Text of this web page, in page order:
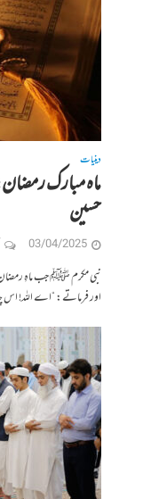
دینیات
ماہ مبارک رمضان
حسین
03/04/2025
نبی مکرم ﷺ جب ماہِ رمضان
اور فرماتے: “اے اللہ! اس